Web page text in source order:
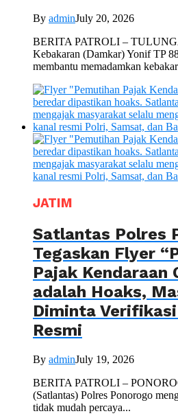
By adminJuly 20, 2026
BERITA PATROLI –
Kebakaran (Damkar) Yonif TP
membantu memadamkan
JATIM
Satlantas Polres
Tegaskan Flyer
Pajak Kendaraan
adalah Hoaks,
Diminta
Resmi
By adminJuly 19, 2026
BERITA PATROLI –
(Satlantas) Polres Ponorogo
tidak mudah percaya...